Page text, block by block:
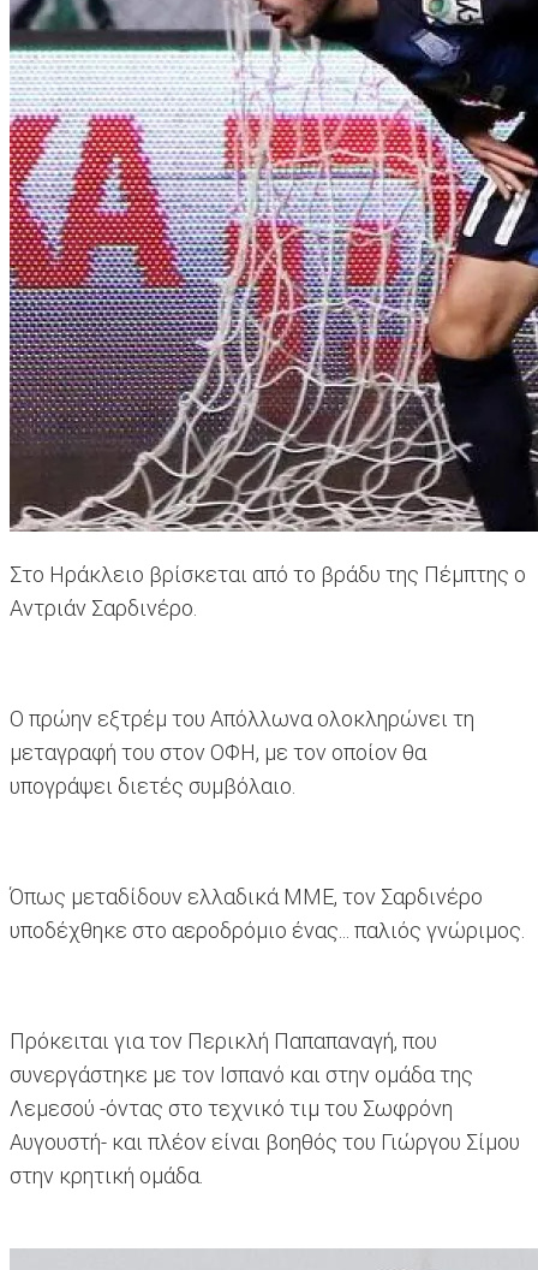
Στο Ηράκλειο βρίσκεται από το βράδυ της Πέμπτης ο
Αντριάν Σαρδινέρο.
Ο πρώην εξτρέμ του Απόλλωνα ολοκληρώνει τη
μεταγραφή του στον ΟΦΗ, με τον οποίον θα
υπογράψει διετές συμβόλαιο.
Όπως μεταδίδουν ελλαδικά ΜΜΕ, τον Σαρδινέρο
υποδέχθηκε στο αεροδρόμιο ένας... παλιός γνώριμος.
Πρόκειται για τον Περικλή Παπαπαναγή, που
συνεργάστηκε με τον Ισπανό και στην ομάδα της
Λεμεσού -όντας στο τεχνικό τιμ του Σωφρόνη
Αυγουστή- και πλέον είναι βοηθός του Γιώργου Σίμου
στην κρητική ομάδα.